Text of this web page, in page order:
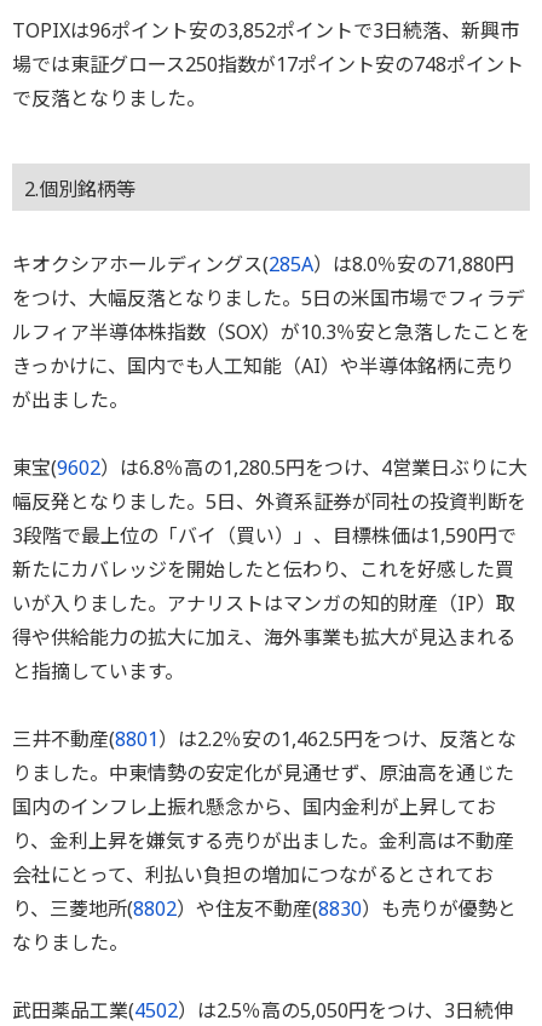
TOPIXは96ポイント安の3,852ポイントで3日続落、新興市
場では東証グロース250指数が17ポイント安の748ポイント
で反落となりました。
2.個別銘柄等
キオクシアホールディングス(285A）は8.0％安の71,880円
をつけ、大幅反落となりました。5日の米国市場でフィラデ
ルフィア半導体株指数（SOX）が10.3％安と急落したことを
きっかけに、国内でも人工知能（AI）や半導体銘柄に売り
が出ました。
東宝(9602）は6.8％高の1,280.5円をつけ、4営業日ぶりに大
幅反発となりました。5日、外資系証券が同社の投資判断を
3段階で最上位の「バイ（買い）」、目標株価は1,590円で
新たにカバレッジを開始したと伝わり、これを好感した買
いが入りました。アナリストはマンガの知的財産（IP）取
得や供給能力の拡大に加え、海外事業も拡大が見込まれる
と指摘しています。
三井不動産(8801）は2.2％安の1,462.5円をつけ、反落とな
りました。中東情勢の安定化が見通せず、原油高を通じた
国内のインフレ上振れ懸念から、国内金利が上昇してお
り、金利上昇を嫌気する売りが出ました。金利高は不動産
会社にとって、利払い負担の増加につながるとされてお
り、三菱地所(8802）や住友不動産(8830）も売りが優勢と
なりました。
武田薬品工業(4502）は2.5％高の5,050円をつけ、3日続伸